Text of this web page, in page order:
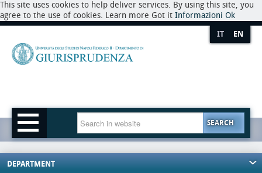
This site uses cookies to help deliver services. By using this site, you
agree to the use of cookies. Learn more Got it Informazioni Ok
IT EN
SEARCH
DEPARTMENT